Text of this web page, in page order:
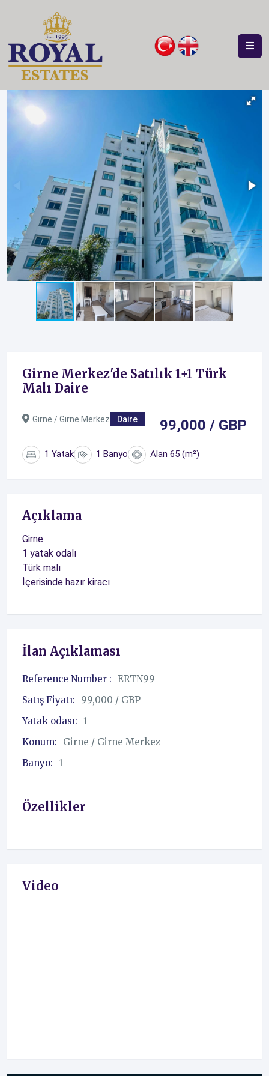
Girne Merkez'de Satılık 1+1 Türk
Malı Daire
Girne / Girne Merkez Daire 99,000 / GBP
1 Yatak 1 Banyo Alan 65 (m²)
Açıklama
Girne
1 yatak odalı
Türk malı
İçerisinde hazır kiracı
İlan Açıklaması
Reference Number : ERTN99
Satış Fiyatı:
99,000 / GBP
Yatak odası:
1
Konum:
Girne / Girne Merkez
Banyo:
1
Özellikler
Video